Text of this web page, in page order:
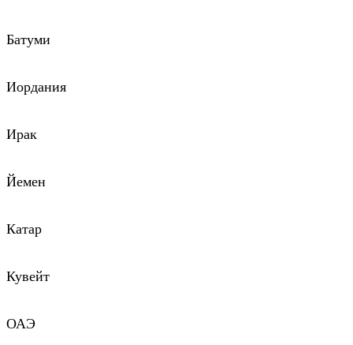
Батуми
Иордания
Ирак
Йемен
Катар
Кувейт
ОАЭ